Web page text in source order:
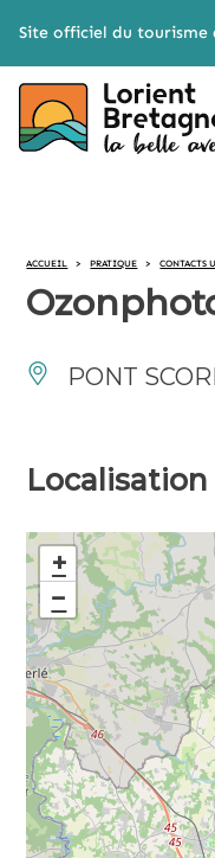
Site officiel du tourisme
ACCUEIL > PRATIQUE > CONTACTS
PONT
Localisation
+
−